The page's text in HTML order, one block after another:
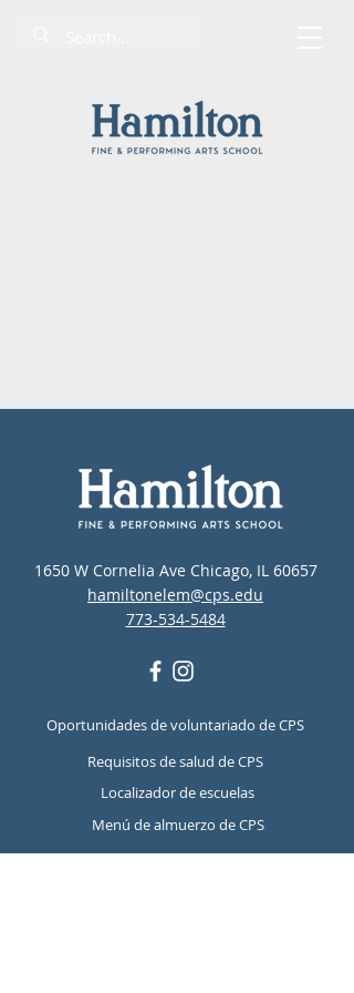
1650 W Cornelia Ave Chicago, IL 60657
hamiltonelem@cps.edu
773-534-5484
Oportunidades de voluntariado de CPS
Requisitos de salud de CPS
Localizador de escuelas
Menú de almuerzo de CPS
Recursos de salud mental y